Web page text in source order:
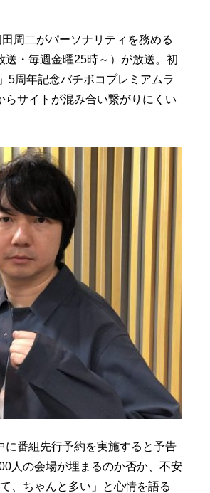
周二がパーソナリティを務める
・毎週金曜25時～）が放送。初
5周年記念バチボコプレミアムラ
サイトが混み合い繋がりにくい
番組先行予約を実施すると予告
人の会場が埋まるのか否か、不安
、ちゃんと多い」と心情を語る